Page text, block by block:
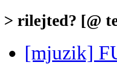
> rilejted? [@
[mjuzik]